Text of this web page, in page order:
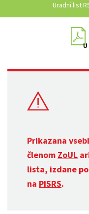
Uradni list
Prikazana
členom ZoUL
lista, izdane
na PISRS.